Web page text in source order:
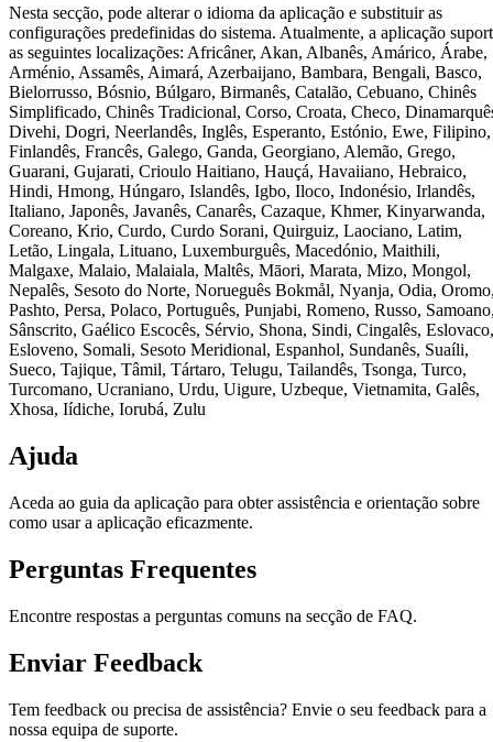
Nesta secção, pode alterar o idioma da aplicação e substituir as
configurações predefinidas do sistema. Atualmente, a aplicação
as seguintes localizações: Africâner, Akan, Albanês, Amárico, Árabe,
Arménio, Assamês, Aimará, Azerbaijano, Bambara, Bengali, Basco,
Bielorrusso, Bósnio, Búlgaro, Birmanês, Catalão, Cebuano, Chinês
Simplificado, Chinês Tradicional, Corso, Croata, Checo,
Divehi, Dogri, Neerlandês, Inglês, Esperanto, Estónio, Ewe, Filipino,
Finlandês, Francês, Galego, Ganda, Georgiano, Alemão, Grego,
Guarani, Gujarati, Crioulo Haitiano, Hauçá, Havaiiano, Hebraico,
Hindi, Hmong, Húngaro, Islandês, Igbo, Iloco, Indonésio, Irlandês,
Italiano, Japonês, Javanês, Canarês, Cazaque, Khmer, Kinyarwanda,
Coreano, Krio, Curdo, Curdo Sorani, Quirguiz, Laociano, Latim,
Letão, Lingala, Lituano, Luxemburguês, Macedónio, Maithili,
Malgaxe, Malaio, Malaiala, Maltês, Māori, Marata, Mizo, Mongol,
Nepalês, Sesoto do Norte, Norueguês Bokmål, Nyanja, Odia,
Pashto, Persa, Polaco, Português, Punjabi, Romeno, Russo,
Sânscrito, Gaélico Escocês, Sérvio, Shona, Sindi, Cingalês, Eslovaco,
Esloveno, Somali, Sesoto Meridional, Espanhol, Sundanês, Suaíli,
Sueco, Tajique, Tâmil, Tártaro, Telugu, Tailandês, Tsonga, Turco,
Turcomano, Ucraniano, Urdu, Uigure, Uzbeque, Vietnamita, Galês,
Xhosa, Iídiche, Iorubá, Zulu
Ajuda
Aceda ao guia da aplicação para obter assistência e orientação sobre
como usar a aplicação eficazmente.
Perguntas Frequentes
Encontre respostas a perguntas comuns na secção de FAQ.
Enviar Feedback
Tem feedback ou precisa de assistência? Envie o seu feedback para a
nossa equipa de suporte.